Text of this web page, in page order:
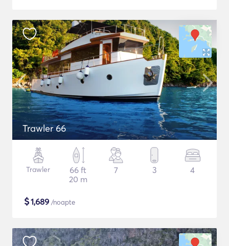
Trawler 66
Trawler
66 ft
20 m
7 3 4
$1,689 /noapte